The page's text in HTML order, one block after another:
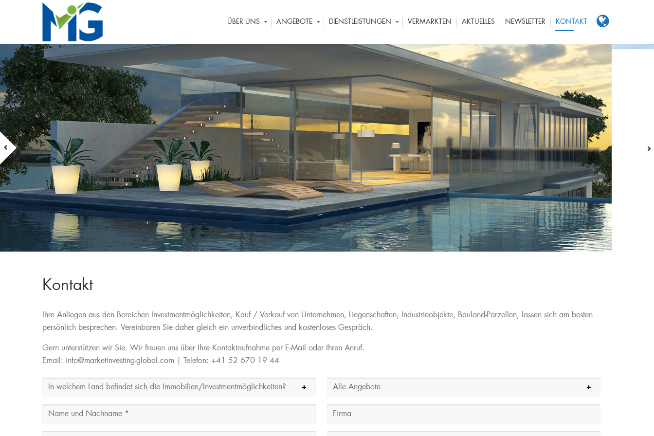
ÜBER UNS ANGEBOTE DIENSTLEISTUNGEN VERMARKTEN AKTUELLES NEWSLETTER KONTAKT
Kontakt
Ihre Anliegen aus den Bereichen Investmentmöglichkeiten, Kauf / Verkauf von Unternehmen, Liegenschaften, Industrieobjekte, Bauland-Parzellen, lassen sich am besten
persönlich besprechen. Vereinbaren Sie daher gleich ein unverbindliches und kostenloses Gespräch.
Gern unterstützen wir Sie. Wir freuen uns über Ihre Kontaktaufnahme per E-Mail oder Ihren Anruf.
Email: info@marketinvesting-global.com | Telefon: +41 52 670 19 44